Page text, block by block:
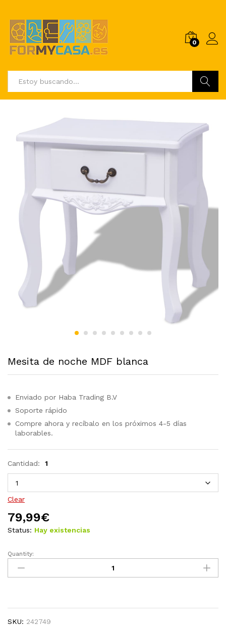
0
Mesita de noche MDF blanca
Enviado por Haba Trading B.V
Soporte rápido
Compre ahora y recíbalo en los próximos 4-5 días
laborables.
Cantidad: 1
Clear
79,99€
Status: Hay existencias
Mesita
noche
Quantity:
SKU: 242749